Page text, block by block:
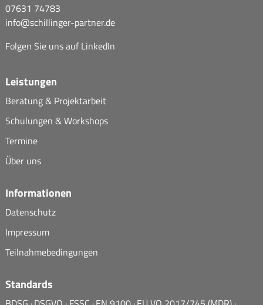
07631 74783
info@schillinger-partner.de
Folgen Sie uns auf LinkedIn
Leistungen
Beratung & Projektarbeit
Schulungen & Workshops
Termine
Über uns
Informationen
Datenschutz
Impressum
Teilnahmebedingungen
Standards